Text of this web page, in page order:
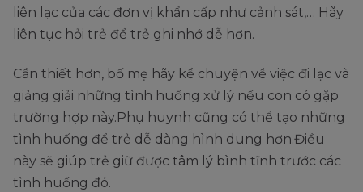
liên lạc của các đơn vị khẩn cấp như cảnh sát,… Hãy
liên tục hỏi trẻ để trẻ ghi nhớ dễ hơn.
Cần thiết hơn, bố mẹ hãy kể chuyện về việc đi lạc và
giảng giải những tình huống xử lý nếu con có gặp
trường hợp này.Phụ huynh cũng có thể tạo những
tình huống để trẻ dễ dàng hình dung hơn.Điều
này sẽ giúp trẻ giữ được tâm lý bình tĩnh trước các
tình huống đó.